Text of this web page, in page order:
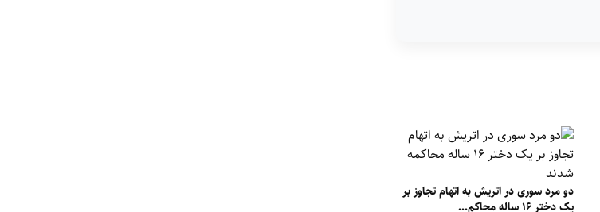
دو مرد سوری در اتریش به اتهام تجاوز بر
یک دختر ۱۶ ساله محاکم...